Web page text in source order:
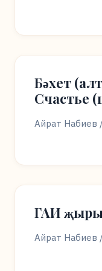
Бәхет
Счастье
Айрат Набиев
ГАИ
Айрат Набиев